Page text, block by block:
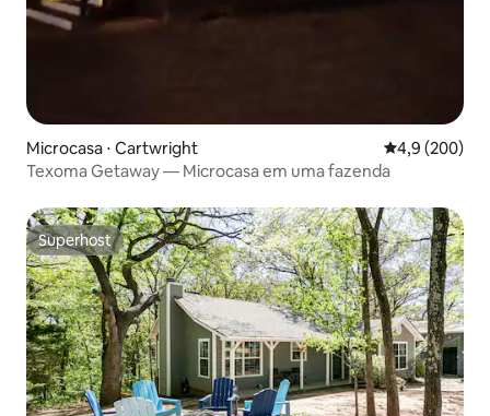
Microcasa ⋅ Cartwright 4,9 de uma
4,9 (200)
Texoma Getaway — Microcasa em uma fazenda
Superhost
Superhost